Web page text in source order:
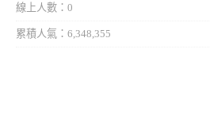
線上人數：0
累積人氣：6,348,355